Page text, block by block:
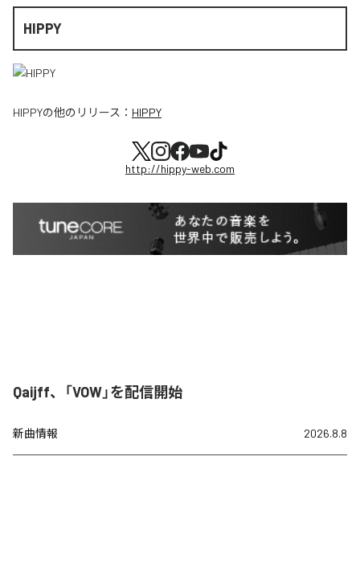
HIPPY
HIPPYの他のリリース： HIPPY
http://hippy-web.com
Qaijff、「VOW」を配信開始
新曲情報 2026.8.8